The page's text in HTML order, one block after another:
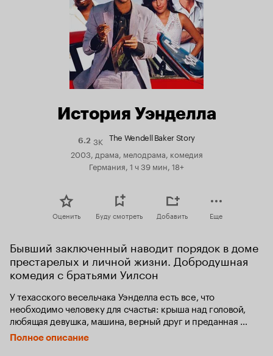
История Уэнделла
6.2Рейтинг
Кинопоиска
6.2
3K The Wendell Baker Story
2003, драма, мелодрама, комедия
Германия, 1 ч 39 мин, 18+
Оценить Буду смотреть Добавить Еще
Бывший заключенный наводит порядок в доме
престарелых и личной жизни. Добродушная
комедия с братьями Уилсон
У техасского весельчака Уэнделла есть все, что
необходимо человеку для счастья: крыша над головой,
любящая девушка, машина, верный друг и преданная
собака. Но все это он теряет в один день, отправившись в
тюрьму, за подделку документов для мексиканских
Полное описание